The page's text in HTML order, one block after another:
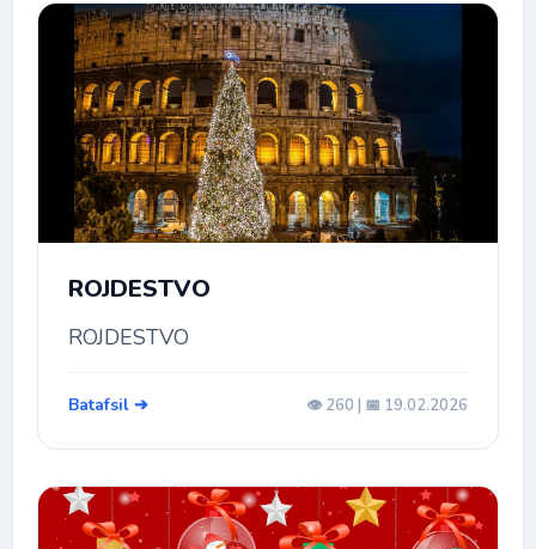
ROJDESTVO
ROJDESTVO
Batafsil ➔ 👁️ 260 | 📅 19.02.2026